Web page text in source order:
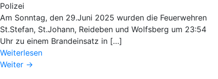
Polizei
Am Sonntag, den 29.Juni 2025 wurden die Feuerwehren
St.Stefan, St.Johann, Reideben und Wolfsberg um 23:54
Uhr zu einem Brandeinsatz in […]
Weiterlesen
Weiter →